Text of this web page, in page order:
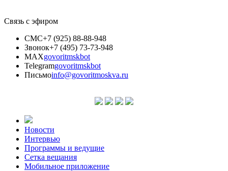
Связь с эфиром
СМС+7 (925) 88-88-948
Звонок+7 (495) 73-73-948
MAXgovoritmskbot
Telegramgovoritmskbot
Письмоinfo@govoritmoskva.ru
Новости
Интервью
Программы и ведущие
Сетка вещания
Мобильное приложение